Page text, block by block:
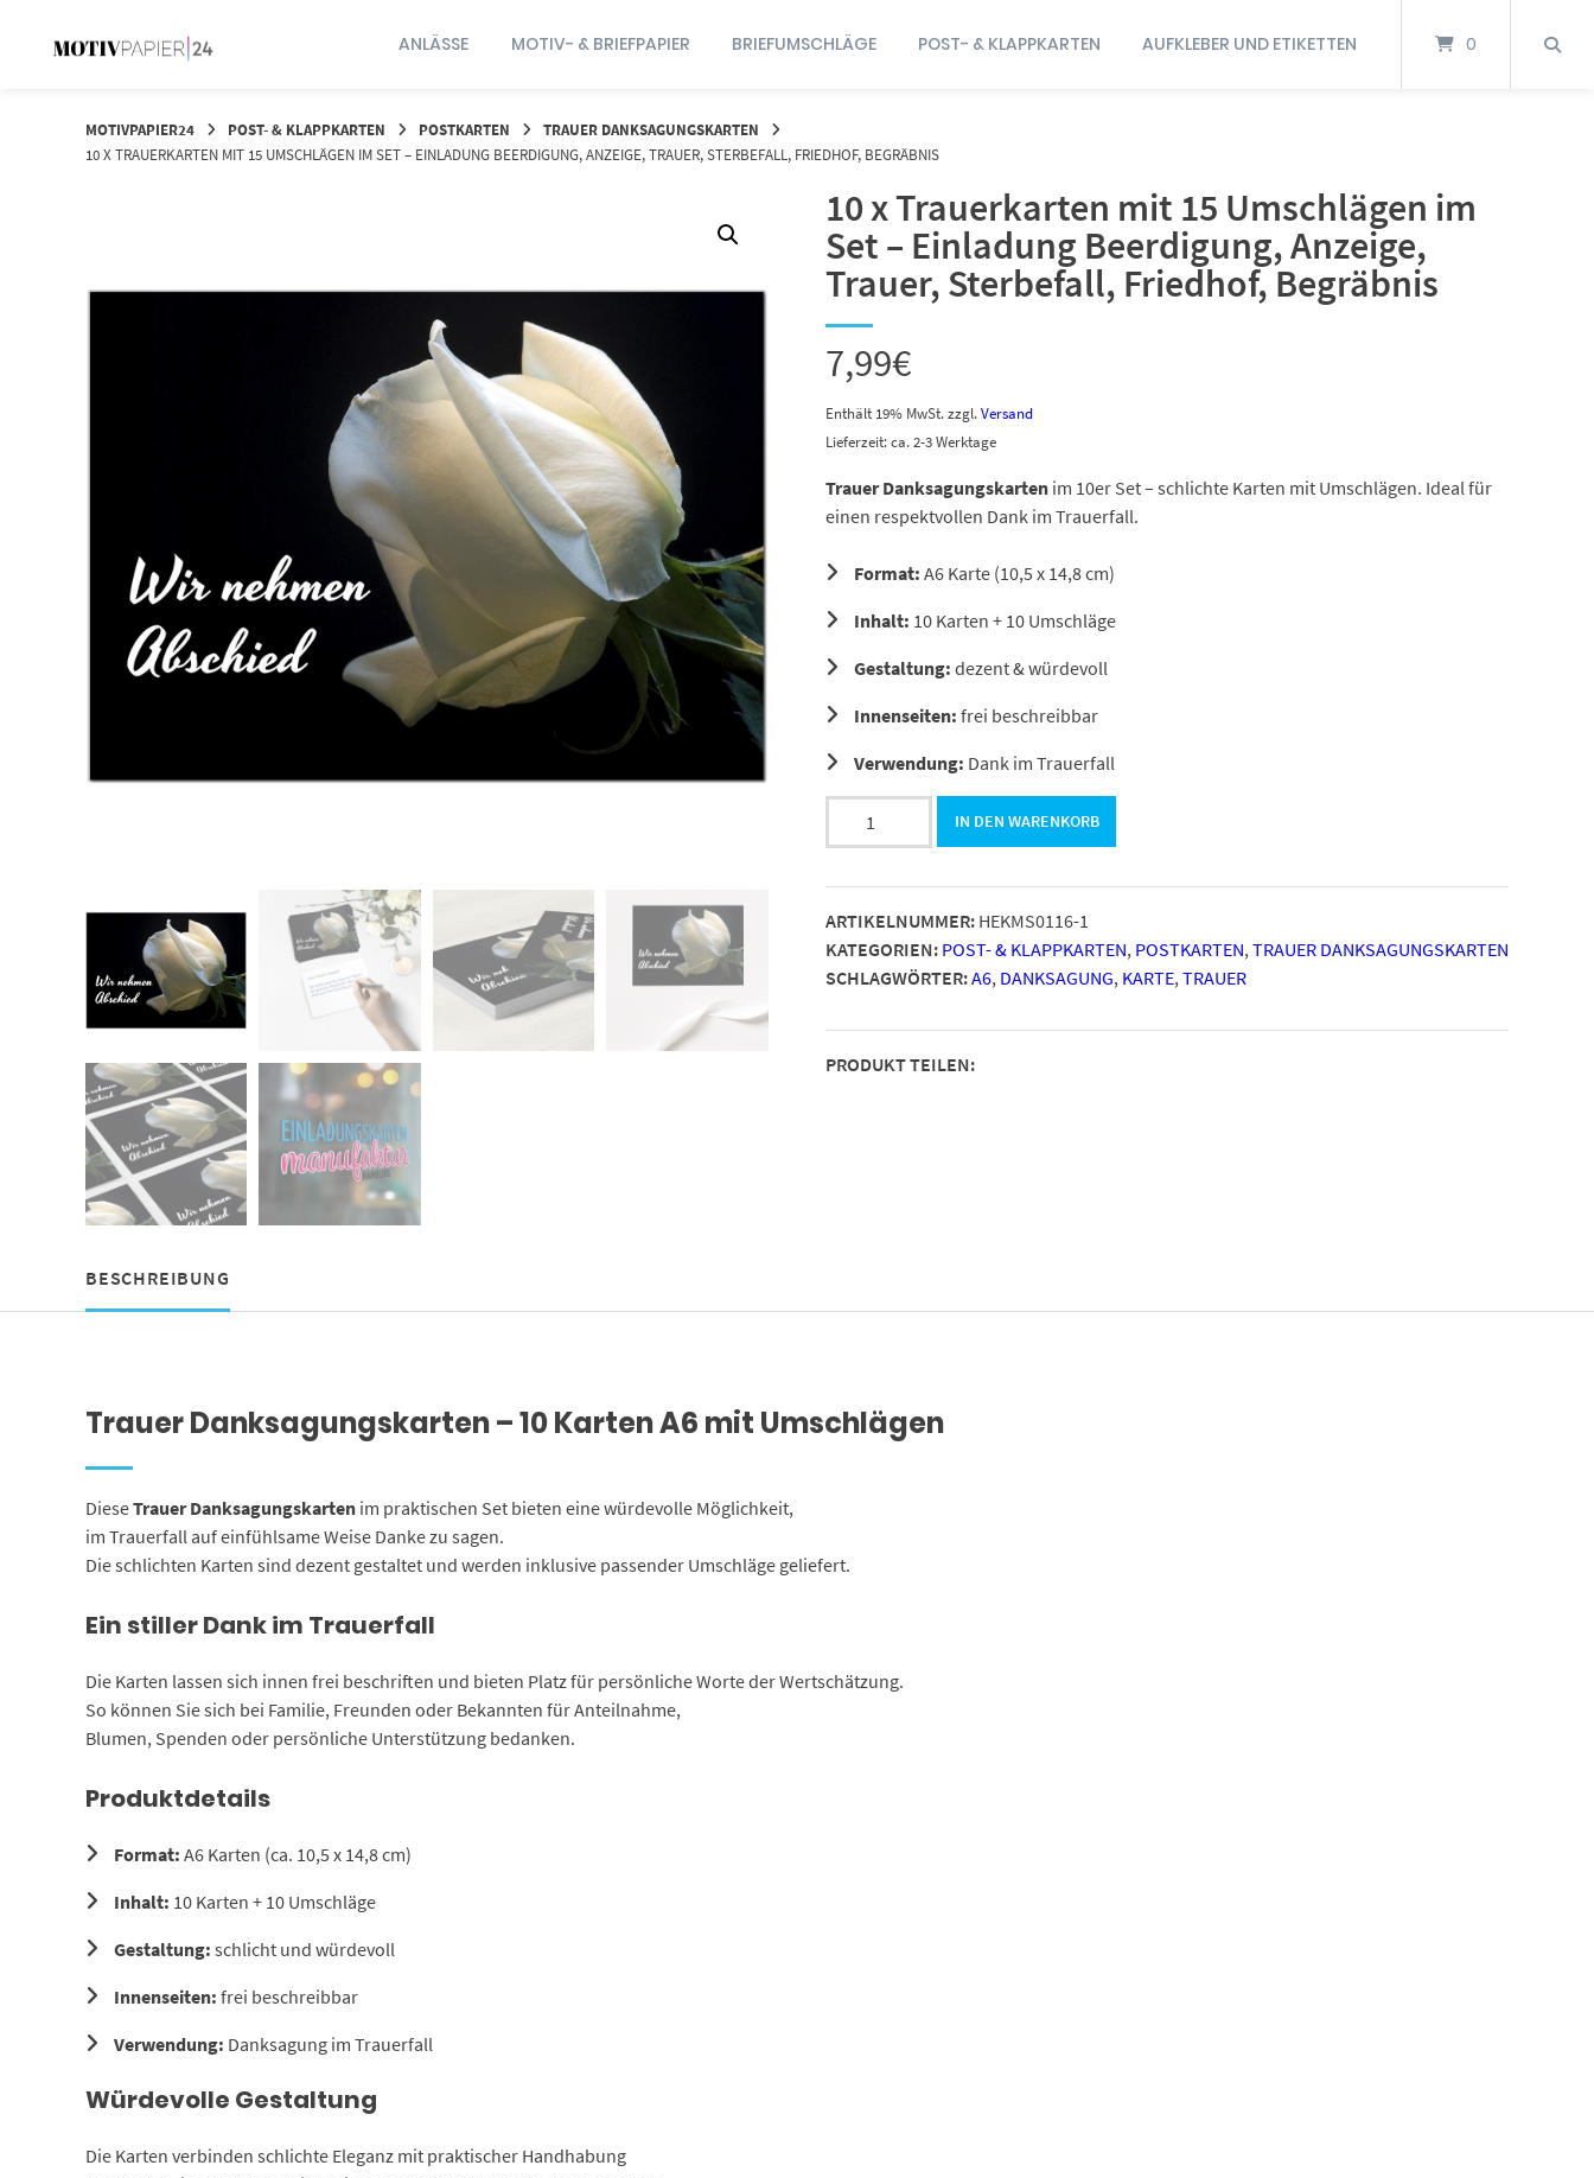
ANLÄSSE MOTIV- & BRIEFPAPIER BRIEFUMSCHLÄGE POST- & KLAPPKARTEN AUFKLEBER UND ETIKETTEN 0
MOTIVPAPIER24 POST- & KLAPPKARTEN POSTKARTEN
TRAUER DANKSAGUNGSKARTEN
10 X TRAUERKARTEN MIT 15 UMSCHLÄGEN IM SET – EINLADUNG BEERDIGUNG, ANZEIGE, TRAUER, STERBEFALL, FRIEDHOF, BEGRÄBNIS
10 x Trauerkarten mit 15 Umschlägen im
Set – Einladung Beerdigung, Anzeige,
Trauer, Sterbefall, Friedhof, Begräbnis
7,99€
Enthält 19% MwSt.zzgl.Versand
Lieferzeit: ca. 2-3 Werktage
Trauer Danksagungskarten im 10er Set – schlichte Karten mit Umschlägen. Ideal für
einen respektvollen Dank im Trauerfall.
Format: A6 Karte (10,5 x 14,8 cm)
Inhalt: 10 Karten + 10 Umschläge
Gestaltung: dezent & würdevoll
Innenseiten: frei beschreibbar
Verwendung: Dank im Trauerfall
mit
15
Umschlägen
im
-
Einladung
IN DEN WARENKORB
ARTIKELNUMMER: HEKMS0116-1
KATEGORIEN: POST- & KLAPPKARTEN, POSTKARTEN, TRAUER DANKSAGUNGSKARTEN
SCHLAGWÖRTER:A6, DANKSAGUNG, KARTE, TRAUER
PRODUKT TEILEN:
BESCHREIBUNG
Trauer Danksagungskarten – 10 Karten A6 mit Umschlägen
DieseTrauer Danksagungskartenim praktischen Set bieten eine würdevolle Möglichkeit,
im Trauerfall auf einfühlsame Weise Danke zu sagen.
Die schlichten Karten sind dezent gestaltet und werden inklusive passender Umschläge geliefert.
Ein stiller Dank im Trauerfall
Die Karten lassen sich innen frei beschriften und bieten Platz für persönliche Worte der Wertschätzung.
So können Sie sich bei Familie, Freunden oder Bekannten für Anteilnahme,
Blumen, Spenden oder persönliche Unterstützung bedanken.
Produktdetails
Format: A6 Karten (ca. 10,5 x 14,8 cm)
Inhalt: 10 Karten + 10 Umschläge
Gestaltung: schlicht und würdevoll
Innenseiten: frei beschreibbar
Verwendung: Danksagung im Trauerfall
Würdevolle Gestaltung
Die Karten verbinden schlichte Eleganz mit praktischer Handhabung